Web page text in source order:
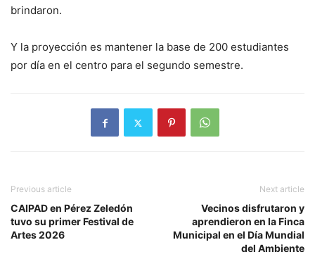
brindaron.
Y la proyección es mantener la base de 200 estudiantes
por día en el centro para el segundo semestre.
Previous article
CAIPAD en Pérez Zeledón
tuvo su primer Festival de
Artes 2026
Next article
Vecinos disfrutaron y
aprendieron en la Finca
Municipal en el Día Mundial
del Ambiente